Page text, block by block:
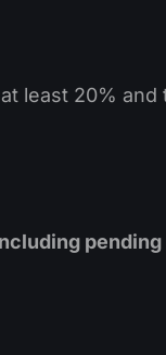
least 20% and